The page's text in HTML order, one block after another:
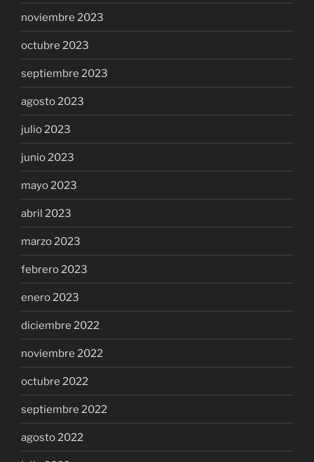
noviembre 2023
octubre 2023
septiembre 2023
agosto 2023
julio 2023
junio 2023
mayo 2023
abril 2023
marzo 2023
febrero 2023
enero 2023
diciembre 2022
noviembre 2022
octubre 2022
septiembre 2022
agosto 2022